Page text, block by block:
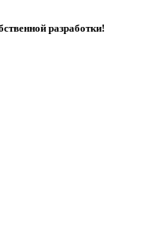
разработки!